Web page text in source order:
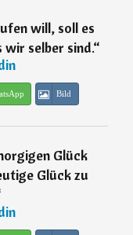
will, soll es
selber sind.“
Bild
Glück
Glück zu